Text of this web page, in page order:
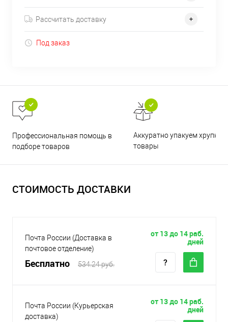
Рассчитать доставку
Под заказ
Профессиональная помощь в
подборе товаров
Аккуратно упакуем хрупкие
товары
СТОИМОСТЬ ДОСТАВКИ
Почта России (Доставка в
почтовое отделение)
Бесплатно 534.24 руб.
от 13 до 14 раб.
дней
Почта России (Курьерская
доставка)
от 13 до 14 раб.
дней